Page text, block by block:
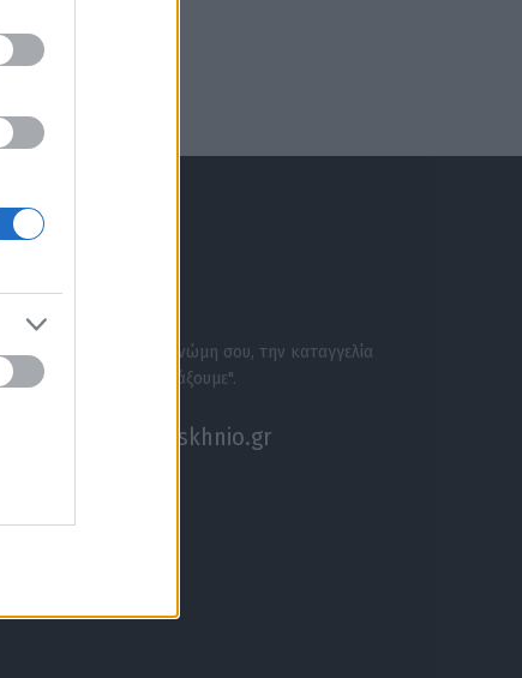
την άποψή σου, τη γνώμη σου, την καταγγελία
ή αν θέλεις κάτι να "ψάξουμε".
akouseme@paraskhnio.gr